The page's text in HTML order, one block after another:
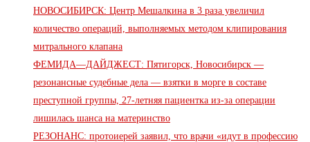
НОВОСИБИРСК: Центр Мешалкина в 3 раза увеличил
количество операций, выполняемых методом клипирования
митрального клапана
ФЕМИДА—ДАЙДЖЕСТ: Пятигорск, Новосибирск —
резонансные судебные дела — взятки в морге в составе
преступной группы, 27-летняя пациентка из-за операции
лишилась шанса на материнство
РЕЗОНАНС: протоиерей заявил, что врачи «идут в профессию